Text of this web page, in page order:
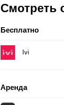
Смотреть
Бесплатно
Ivi
Аренда